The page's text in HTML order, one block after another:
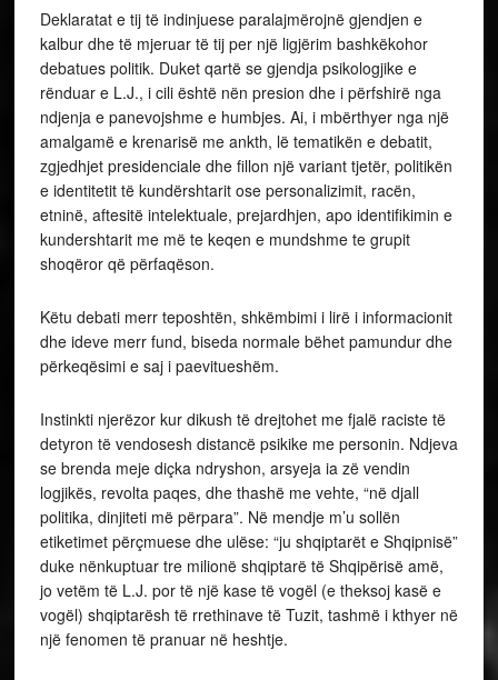
Deklaratat e tij të indinjuese paralajmërojnë gjendjen e
kalbur dhe të mjeruar të tij per një ligjërim bashkëkohor
debatues politik. Duket qartë se gjendja psikologjike e
rënduar e L.J., i cili është nën presion dhe i përfshirë nga
ndjenja e panevojshme e humbjes. Ai, i mbërthyer nga një
amalgamë e krenarisë me ankth, lë tematikën e debatit,
zgjedhjet presidenciale dhe fillon një variant tjetër, politikën
e identitetit të kundërshtarit ose personalizimit, racën,
etninë, aftesitë intelektuale, prejardhjen, apo identifikimin e
kundershtarit me më te keqen e mundshme te grupit
shoqëror që përfaqëson.
Këtu debati merr teposhtën, shkëmbimi i lirë i informacionit
dhe ideve merr fund, biseda normale bëhet pamundur dhe
përkeqësimi e saj i paevitueshëm.
Instinkti njerëzor kur dikush të drejtohet me fjalë raciste të
detyron të vendosesh distancë psikike me personin. Ndjeva
se brenda meje diçka ndryshon, arsyeja ia zë vendin
logjikës, revolta paqes, dhe thashë me vehte, “në djall
politika, dinjiteti më përpara”. Në mendje m’u sollën
etiketimet përçmuese dhe ulëse: “ju shqiptarët e Shqipnisë”
duke nënkuptuar tre milionë shqiptarë të Shqipërisë amë,
jo vetëm të L.J. por të një kase të vogël (e theksoj kasë e
vogël) shqiptarësh të rrethinave të Tuzit, tashmë i kthyer në
një fenomen të pranuar në heshtje.